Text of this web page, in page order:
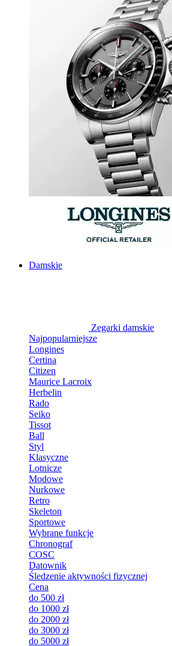
Damskie
Zegarki damskie
Najpopularniejsze
Longines
Certina
Citizen
Maurice Lacroix
Herbelin
Rado
Seiko
Tissot
Ball
Styl
Klasyczne
Lotnicze
Modowe
Nurkowe
Retro
Skeleton
Sportowe
Wybrane funkcje
Chronograf
COSC
Datownik
Śledzenie aktywności fizycznej
Cena
do 500 zł
do 1000 zł
do 2000 zł
do 3000 zł
do 5000 zł